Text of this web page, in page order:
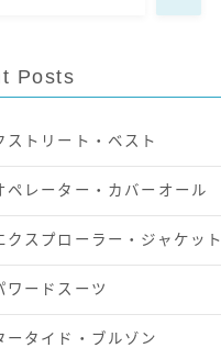
Posts
ストリート・ベスト
ペレーター・カバーオール
クスプローラー・ジャケット
ワードスーツ
ータイド・ブルゾン